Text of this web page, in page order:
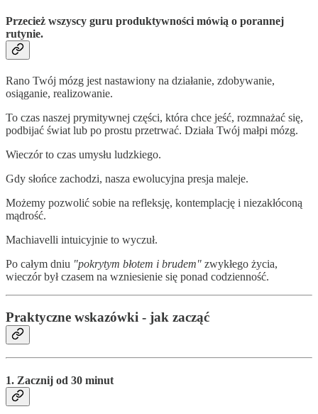
Przecież wszyscy guru produktywności mówią o porannej
rutynie.
Rano Twój mózg jest nastawiony na działanie, zdobywanie,
osiąganie, realizowanie.
To czas naszej prymitywnej części, która chce jeść, rozmnażać się,
podbijać świat lub po prostu przetrwać. Działa Twój małpi mózg.
Wieczór to czas umysłu ludzkiego.
Gdy słońce zachodzi, nasza ewolucyjna presja maleje.
Możemy pozwolić sobie na refleksję, kontemplację i niezakłóconą
mądrość.
Machiavelli intuicyjnie to wyczuł.
Po całym dniu "pokrytym błotem i brudem" zwykłego życia,
wieczór był czasem na wzniesienie się ponad codzienność.
Praktyczne wskazówki - jak zacząć
1. Zacznij od 30 minut